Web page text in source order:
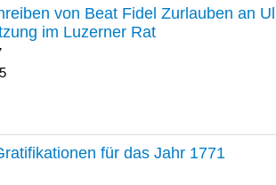
von Beat Fidel Zurlauben an
im Luzerner Rat
für das Jahr 1771